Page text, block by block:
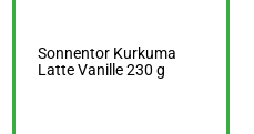
Sonnentor Kurkuma
Latte Vanille 230 g